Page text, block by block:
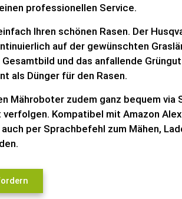
professionellen Service.
Ihren schönen Rasen. Der
auf der gewünschten
und das anfallende
als Dünger für den Rasen.
Mähroboter zudem ganz bequem via
Kompatibel mit Amazon
per Sprachbefehl zum Mähen,